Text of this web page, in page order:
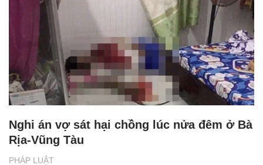
PHÁP LUẬT
Nghi án vợ sát hại chồng lúc nửa đêm ở Bà
Rịa-Vũng Tàu